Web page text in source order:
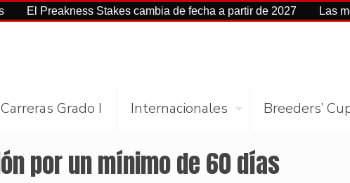
Stakes cambia de fecha a partir de 2027 Las mejores
Carreras Grado I Internacionales Breeders’
por un mínimo de 60 días